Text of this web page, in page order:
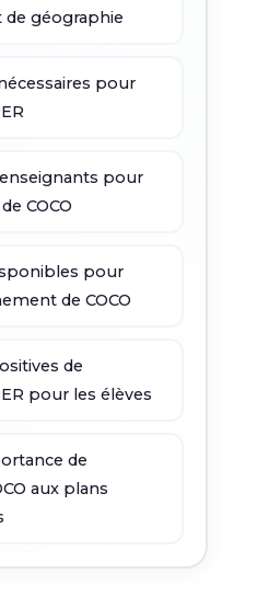
géographie
pour
pour
COCO
pour
de COCO
de
pour les élèves
de
aux plans